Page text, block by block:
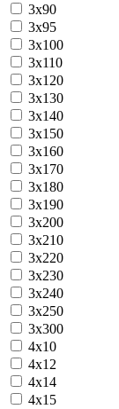
3х90
3х95
3х100
3х110
3х120
3х130
3х140
3х150
3х160
3х170
3х180
3х190
3х200
3х210
3х220
3х230
3х240
3х250
3х300
4х10
4х12
4х14
4х15